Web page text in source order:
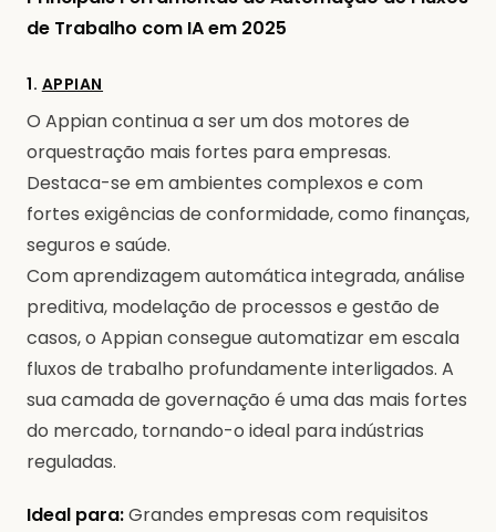
de Trabalho com IA em 2025
1. APPIAN
O Appian continua a ser um dos motores de
orquestração mais fortes para empresas.
Destaca-se em ambientes complexos e com
fortes exigências de conformidade, como finanças,
seguros e saúde.
Com aprendizagem automática integrada, análise
preditiva, modelação de processos e gestão de
casos, o Appian consegue automatizar em escala
fluxos de trabalho profundamente interligados. A
sua camada de governação é uma das mais fortes
do mercado, tornando-o ideal para indústrias
reguladas.
Ideal para:Grandes empresas com requisitos